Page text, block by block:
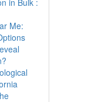
in Bulk :
Me: